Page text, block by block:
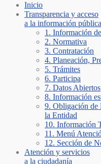
Inicio
Transparencia y acceso
a la información pública
1. Información
2. Normativa
3. Contratación
4. Planeación,
5. Trámites
6. Participa
7. Datos Abiertos
8. Información
9. Obligación de
la Entidad
10. Información
11. Menú
12. Sección de
Atención y servicios
a la ciudadanía